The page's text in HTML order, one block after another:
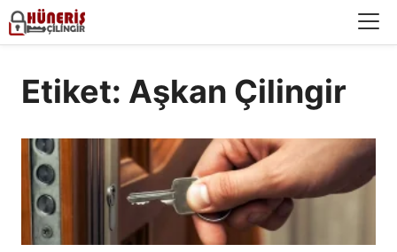
Etiket: Aşkan Çilingir